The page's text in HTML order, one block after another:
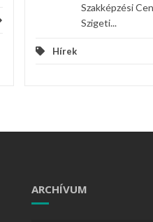
Szakképzési
Szigeti...
Hírek
ARCHÍVUM